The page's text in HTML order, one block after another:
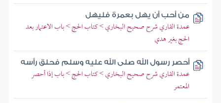
من أحب أن يهل بعمرة فليهل
عمدة القاري شرح صحيح البخاري > كتاب الحج > باب الاعتمار بعد
الحج بغير هدي
أحصر رسول الله صلى الله عليه وسلم فحلق رأسه
عمدة القاري شرح صحيح البخاري > كتاب الحج > باب إذا أحصر
المعتمر